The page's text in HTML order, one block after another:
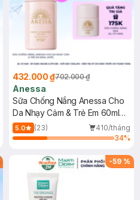
432.000 ₫702.000 ₫
Anessa
Sữa Chống Nắng Anessa Cho
Da Nhạy Cảm & Trẻ Em 60ml
(Mới)
5.0 (23)
410/tháng
34%
-59 %